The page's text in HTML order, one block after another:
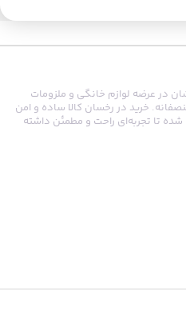
در عرضه لوازم خانگی و ملزومات
خرید در رخسان کالا ساده و امن
تا تجربه‌ای راحت و مطمئن داشته